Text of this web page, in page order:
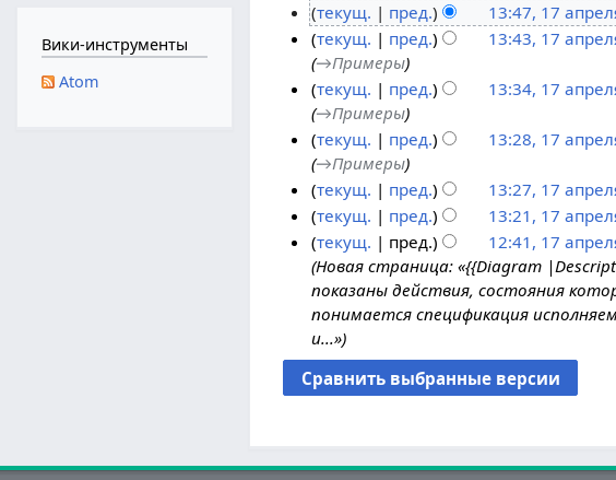
7
а
р
л
2
0
2
текущ.
пред. 13:47, 17
Н
е
т
о
п
и
с
а
н
и
я
п
р
а
в
к
текущ. пред. 13:43, 17
→Примеры
текущ.
пред. 13:34, 17
→Примеры
текущ.
пред. 13:28, 17
→Примеры
текущ.
пред. 13:27, 17
Н
е
т
о
п
и
с
а
я
текущ. пред. 13:21, 17
Н
е
т
о
п
и
с
текущ. пред. 12:41, 17
Новая страница: «{{Diagram
показаны действия, состояния
понимается спецификация
и...»
Вики-инструменты
Atom